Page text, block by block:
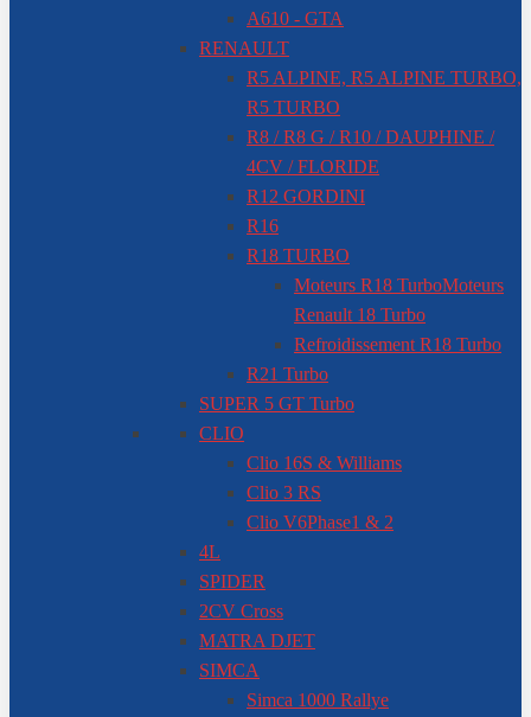
A610 - GTA
RENAULT
R5 ALPINE, R5 ALPINE TURBO,
R5 TURBO
R8 / R8 G / R10 / DAUPHINE /
4CV / FLORIDE
R12 GORDINI
R16
R18 TURBO
Moteurs R18 TurboMoteurs
Renault 18 Turbo
Refroidissement R18 Turbo
R21 Turbo
SUPER 5 GT Turbo
CLIO
Clio 16S & Williams
Clio 3 RS
Clio V6Phase1 & 2
4L
SPIDER
2CV Cross
MATRA DJET
SIMCA
Simca 1000 Rallye